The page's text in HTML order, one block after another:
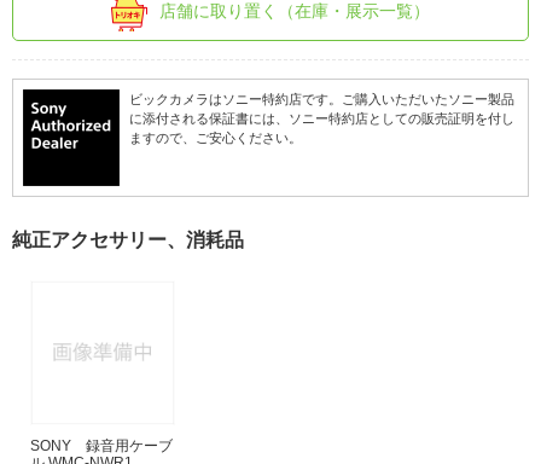
店舗に取り置く（在庫・展示一覧）
ビックカメラはソニー特約店です。ご購入いただいたソニー製品
に添付される保証書には、ソニー特約店としての販売証明を付し
ますので、ご安心ください。
純正アクセサリー、消耗品
SONY 録音用ケーブ